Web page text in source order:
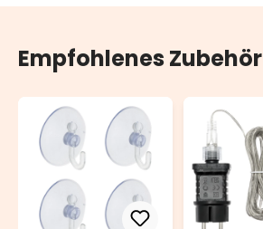
Empfohlenes Zubehör